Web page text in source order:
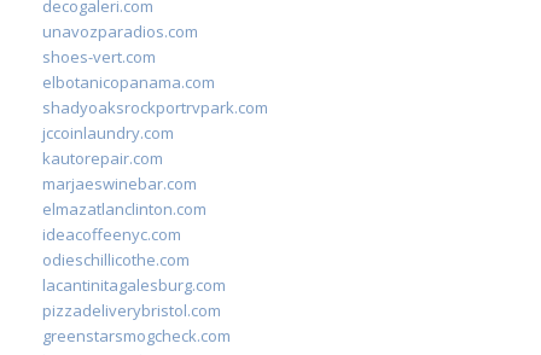
decogaleri.com
unavozparadios.com
shoes-vert.com
elbotanicopanama.com
shadyoaksrockportrvpark.com
jccoinlaundry.com
kautorepair.com
marjaeswinebar.com
elmazatlanclinton.com
ideacoffeenyc.com
odieschillicothe.com
lacantinitagalesburg.com
pizzadeliverybristol.com
greenstarsmogcheck.com